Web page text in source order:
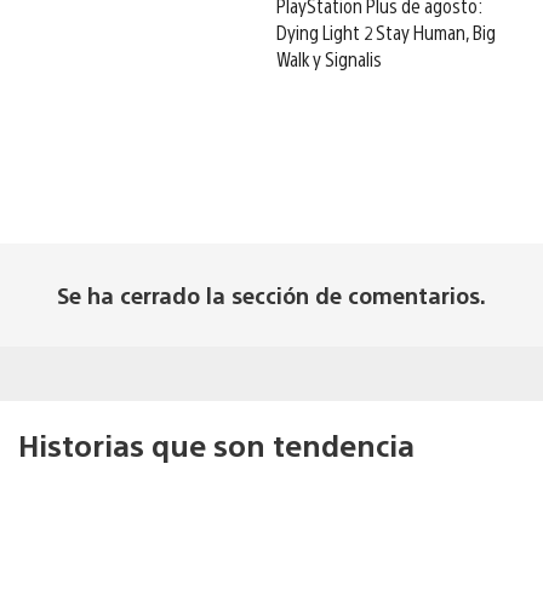
Dying Light 2 Stay Human, Big
Walk y Signalis
Se ha cerrado la sección de comentarios.
Historias que son tendencia